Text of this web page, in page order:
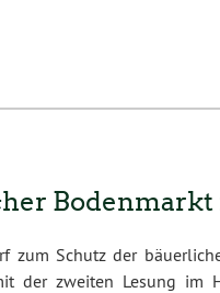
Bodenmarkt
zum Schutz der
der zweiten Lesung im